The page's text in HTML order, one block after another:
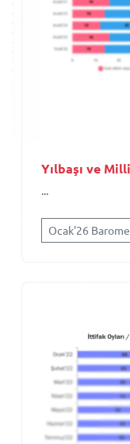
Yılbaşı ve
...
Ocak'26